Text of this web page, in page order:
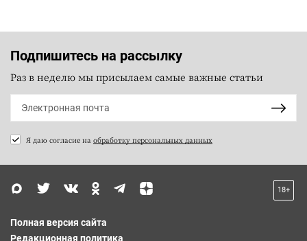
Подпишитесь на рассылку
Раз в неделю мы присылаем самые важные статьи
Я даю согласие на обработку персональных данных
18+
Полная версия сайта
Редакционная политика